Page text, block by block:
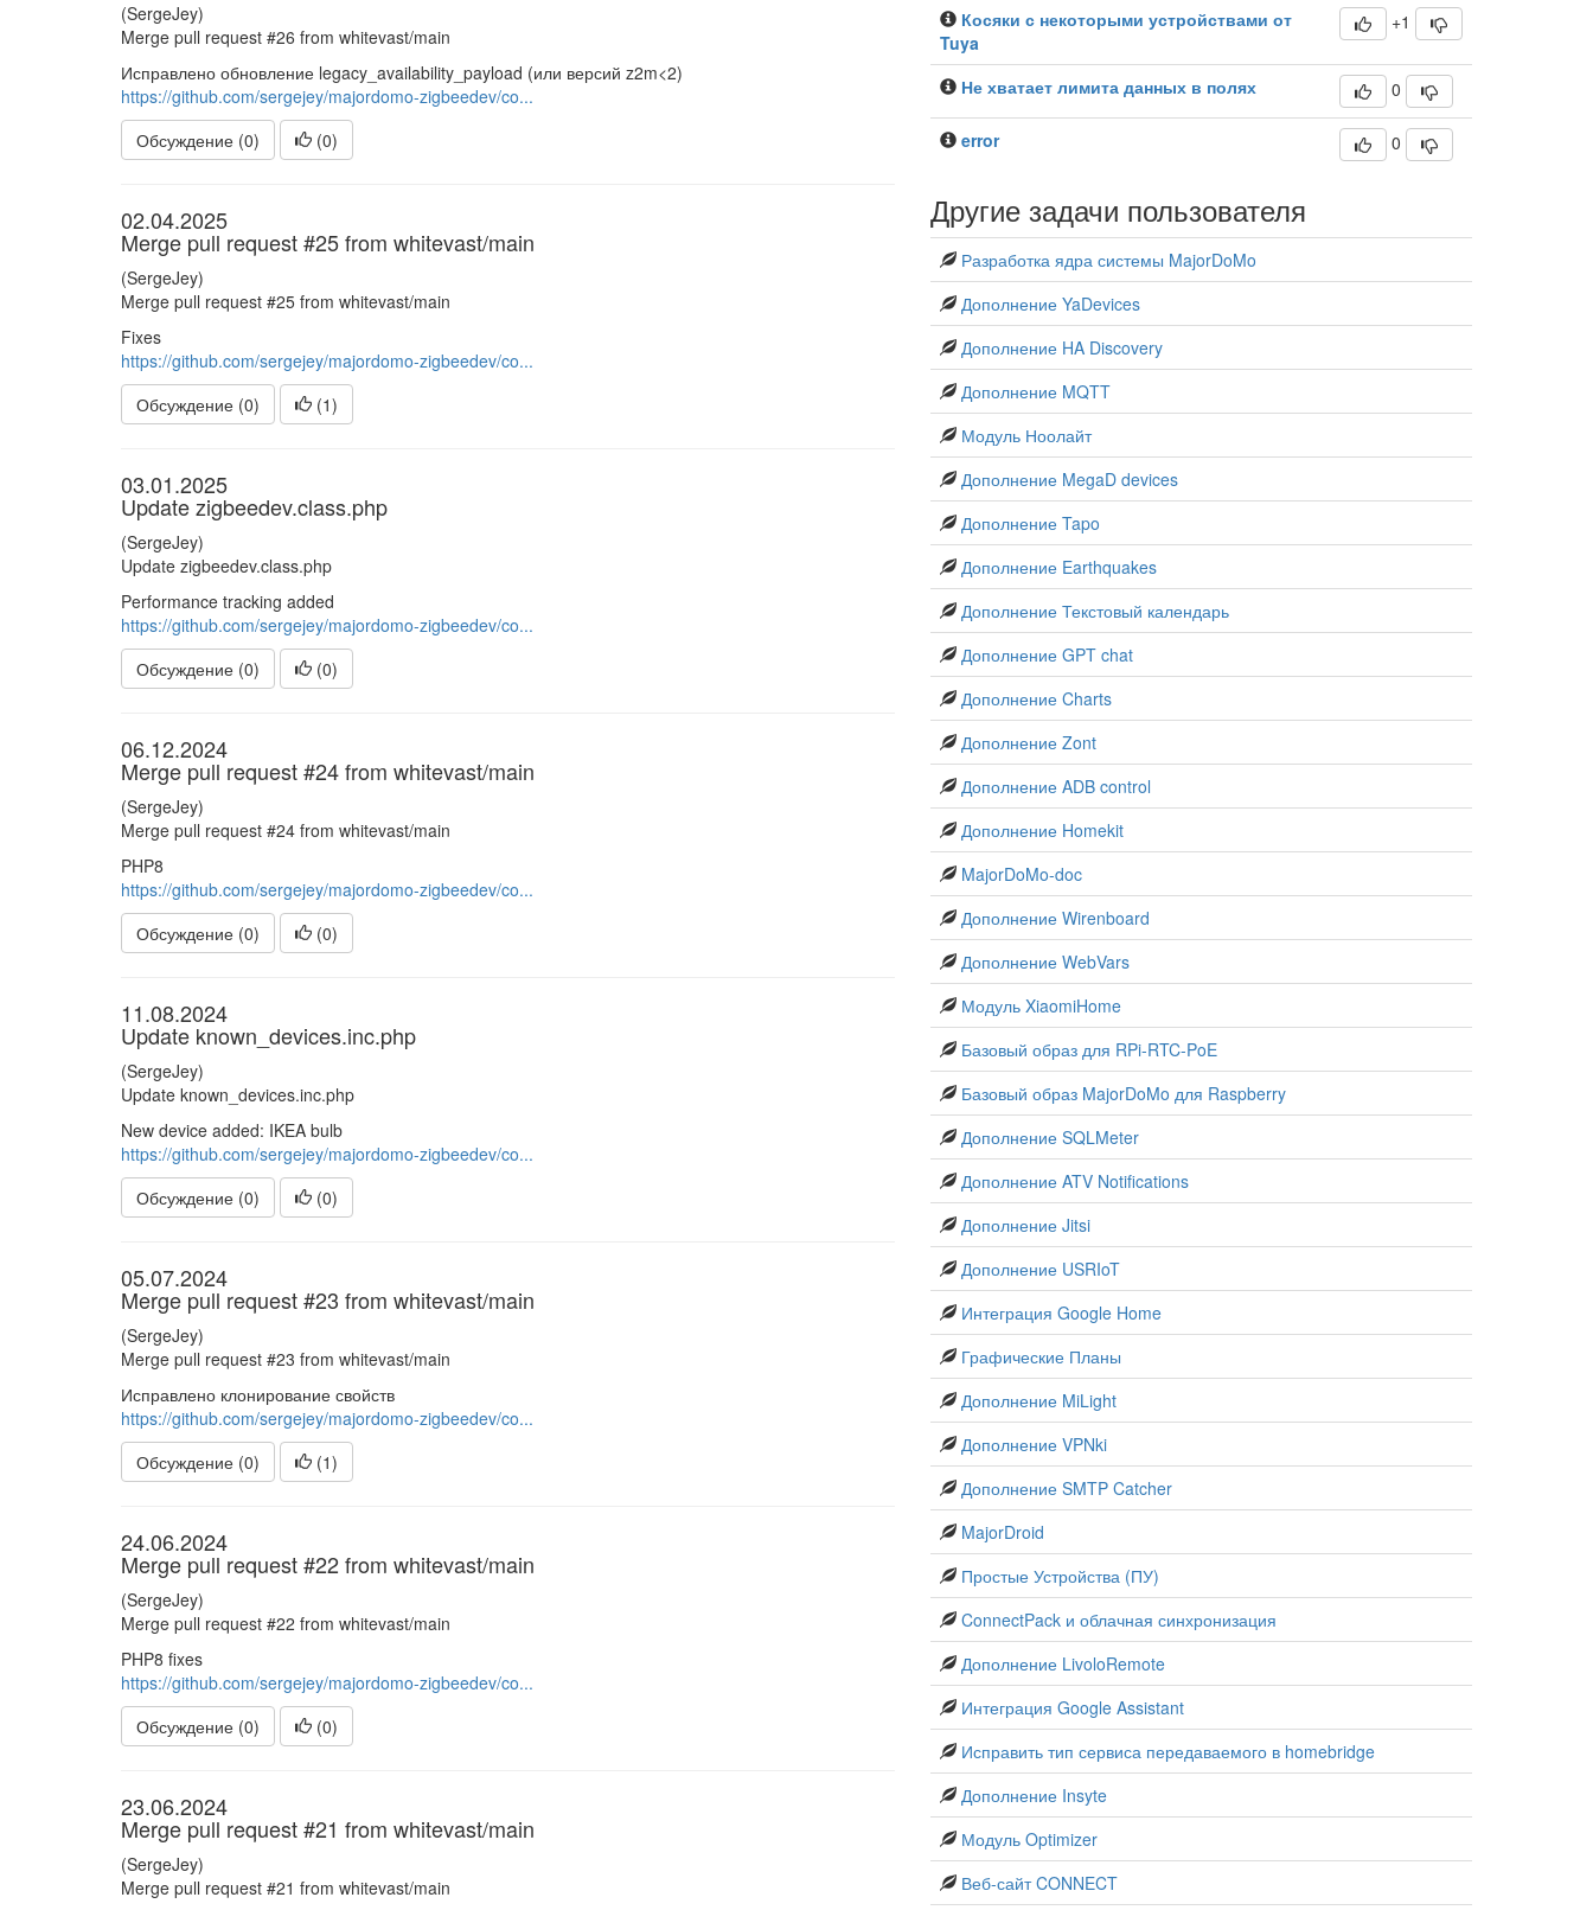
(SergeJey)
Merge pull request #26 from whitevast/main
Исправлено обновление legacy_availability_payload (или версий z2m<2)
https://github.com/sergejey/majordomo-zigbeedev/co...
Обсуждение (0)
(0)
02.04.2025
Merge pull request #25 from whitevast/main
(SergeJey)
Merge pull request #25 from whitevast/main
Fixes
https://github.com/sergejey/majordomo-zigbeedev/co...
Обсуждение (0)
(1)
03.01.2025
Update zigbeedev.class.php
(SergeJey)
Update zigbeedev.class.php
Performance tracking added
https://github.com/sergejey/majordomo-zigbeedev/co...
Обсуждение (0)
(0)
06.12.2024
Merge pull request #24 from whitevast/main
(SergeJey)
Merge pull request #24 from whitevast/main
PHP8
https://github.com/sergejey/majordomo-zigbeedev/co...
Обсуждение (0)
(0)
11.08.2024
Update known_devices.inc.php
(SergeJey)
Update known_devices.inc.php
New device added: IKEA bulb
https://github.com/sergejey/majordomo-zigbeedev/co...
Обсуждение (0)
(0)
05.07.2024
Merge pull request #23 from whitevast/main
(SergeJey)
Merge pull request #23 from whitevast/main
Исправлено клонирование свойств
https://github.com/sergejey/majordomo-zigbeedev/co...
Обсуждение (0)
(1)
24.06.2024
Merge pull request #22 from whitevast/main
(SergeJey)
Merge pull request #22 from whitevast/main
PHP8 fixes
https://github.com/sergejey/majordomo-zigbeedev/co...
Обсуждение (0)
(0)
23.06.2024
Merge pull request #21 from whitevast/main
(SergeJey)
Merge pull request #21 from whitevast/main
Косяки с некоторыми устройствами от
Tuya
+1
Не хватает лимита данных в полях 0
error 0
Другие задачи пользователя
Разработка ядра системы MajorDoMo
Дополнение YaDevices
Дополнение HA Discovery
Дополнение MQTT
Модуль Ноолайт
Дополнение MegaD devices
Дополнение Tapo
Дополнение Earthquakes
Дополнение Текстовый календарь
Дополнение GPT chat
Дополнение Charts
Дополнение Zont
Дополнение ADB control
Дополнение Homekit
MajorDoMo-doc
Дополнение Wirenboard
Дополнение WebVars
Модуль XiaomiHome
Базовый образ для RPi-RTC-PoE
Базовый образ MajorDoMo для Raspberry
Дополнение SQLMeter
Дополнение ATV Notifications
Дополнение Jitsi
Дополнение USRIoT
Интеграция Google Home
Графические Планы
Дополнение MiLight
Дополнение VPNki
Дополнение SMTP Catcher
MajorDroid
Простые Устройства (ПУ)
ConnectPack и облачная синхронизация
Дополнение LivoloRemote
Интеграция Google Assistant
Исправить тип сервиса передаваемого в homebridge
Дополнение Insyte
Модуль Optimizer
Веб-сайт CONNECT